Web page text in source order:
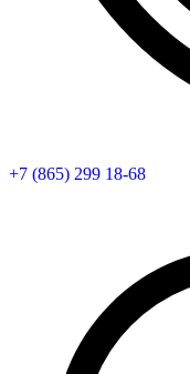
+7 (865) 299 18-68